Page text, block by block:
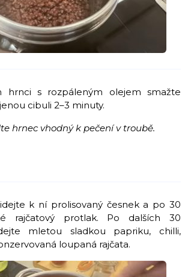
hrnci s rozpáleným olejem smažte
cibuli 2–3 minuty.
hrnec vhodný k pečení v troubě.
k ní prolisovaný česnek a po 30
rajčatový protlak. Po dalších 30
mletou sladkou papriku, chilli,
loupaná rajčata.